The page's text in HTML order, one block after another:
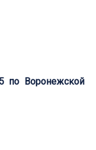
Воронежской